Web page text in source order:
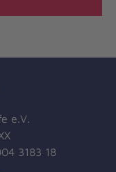
e.V.
3183 18